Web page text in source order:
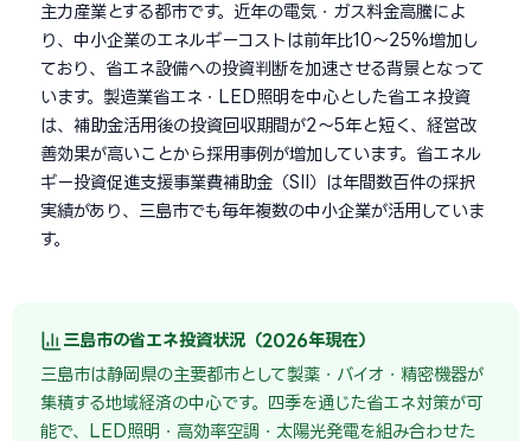
主力産業とする都市です。近年の電気・ガス料金高騰によ
り、中小企業のエネルギーコストは前年比10〜25%増加し
ており、省エネ設備への投資判断を加速させる背景となって
います。製造業省エネ・LED照明を中心とした省エネ投資
は、補助金活用後の投資回収期間が2〜5年と短く、経営改
善効果が高いことから採用事例が増加しています。省エネル
ギー投資促進支援事業費補助金（SII）は年間数百件の採択
実績があり、三島市でも毎年複数の中小企業が活用していま
す。
三島市の省エネ投資状況（2026年現在）
三島市は静岡県の主要都市として製薬・バイオ・精密機器が
集積する地域経済の中心です。四季を通じた省エネ対策が可
能で、LED照明・高効率空調・太陽光発電を組み合わせた